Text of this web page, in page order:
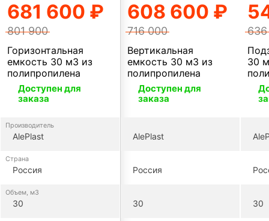
Горизонтальная
емкость 30 м3 из
полипропилена
Доступен для
заказа
681 600 ₽
801 900
Производитель
AlePlast
Страна
Россия
Объем, м3
30
Вертикальная
емкость 30 м3 из
полипропилена
Доступен для
заказа
608 600 ₽
716 000
AlePlast
Россия
30
30
30